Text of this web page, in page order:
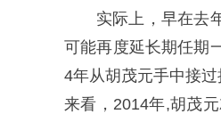
实际上，早在去
可能再度延长期任期
4年从胡茂元手中接
来看，2014年,胡茂